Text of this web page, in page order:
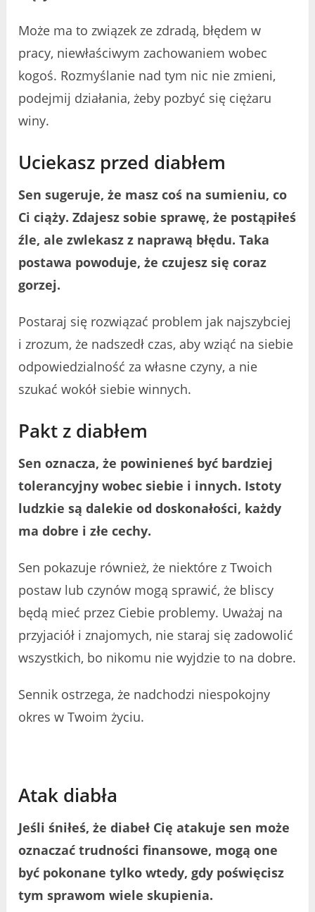
Może ma to związek ze zdradą, błędem w
pracy, niewłaściwym zachowaniem wobec
kogoś. Rozmyślanie nad tym nic nie zmieni,
podejmij działania, żeby pozbyć się ciężaru
winy.
Uciekasz przed diabłem
Sen sugeruje, że masz coś na sumieniu, co
Ci ciąży. Zdajesz sobie sprawę, że postąpiłeś
źle, ale zwlekasz z naprawą błędu. Taka
postawa powoduje, że czujesz się coraz
gorzej.
Postaraj się rozwiązać problem jak najszybciej
i zrozum, że nadszedł czas, aby wziąć na siebie
odpowiedzialność za własne czyny, a nie
szukać wokół siebie winnych.
Pakt z diabłem
Sen oznacza, że powinieneś być bardziej
tolerancyjny wobec siebie i innych. Istoty
ludzkie są dalekie od doskonałości, każdy
ma dobre i złe cechy.
Sen pokazuje również, że niektóre z Twoich
postaw lub czynów mogą sprawić, że bliscy
będą mieć przez Ciebie problemy. Uważaj na
przyjaciół i znajomych, nie staraj się zadowolić
wszystkich, bo nikomu nie wyjdzie to na dobre.
Sennik ostrzega, że nadchodzi niespokojny
okres w Twoim życiu.
Atak diabła
Jeśli śniłeś, że diabeł Cię atakuje sen może
oznaczać trudności finansowe, mogą one
być pokonane tylko wtedy, gdy poświęcisz
tym sprawom wiele skupienia.